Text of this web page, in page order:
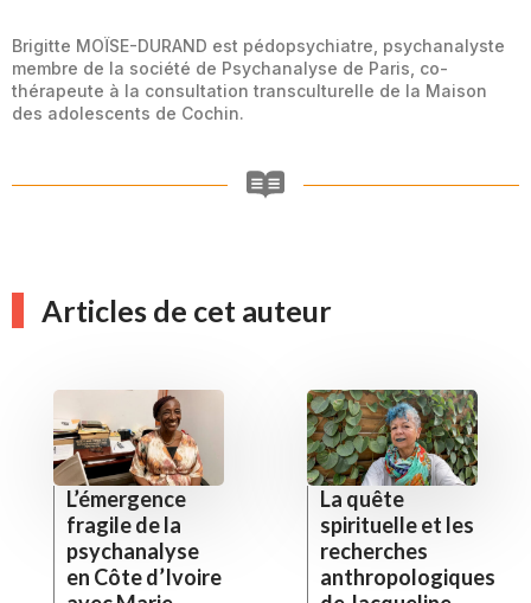
Brigitte MOÏSE-DURAND est pédopsychiatre, psychanalyste
membre de la société de Psychanalyse de Paris, co-
thérapeute à la consultation transculturelle de la Maison
des adolescents de Cochin.
Articles de cet auteur
L’émergence
fragile de la
psychanalyse
en Côte d’Ivoire
La quête
spirituelle et les
recherches
anthropologiques